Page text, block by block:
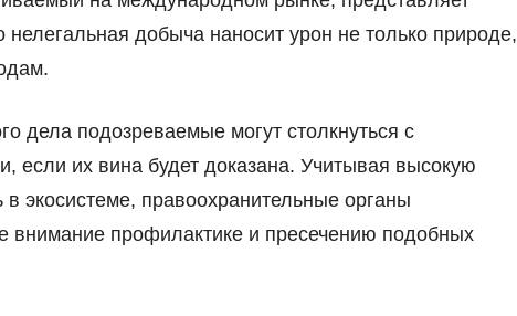
нелегальная добыча наносит урон не только природе,
дела подозреваемые могут столкнуться с
если их вина будет доказана. Учитывая высокую
в экосистеме, правоохранительные органы
внимание профилактике и пресечению подобных